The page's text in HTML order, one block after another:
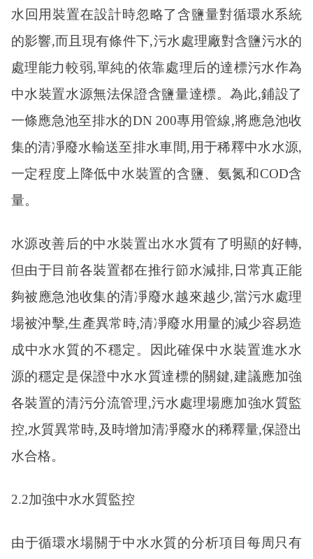
水回用裝置在設計時忽略了含鹽量對循環水系統
的影響,而且現有條件下,污水處理廠對含鹽污水的
處理能力較弱,單純的依靠處理后的達標污水作為
中水裝置水源無法保證含鹽量達標。為此,鋪設了
一條應急池至排水的DN 200專用管線,將應急池收
集的清凈廢水輸送至排水車間,用于稀釋中水水源,
一定程度上降低中水裝置的含鹽、氨氮和COD含
量。
水源改善后的中水裝置出水水質有了明顯的好轉,
但由于目前各裝置都在推行節水減排,日常真正能
夠被應急池收集的清凈廢水越來越少,當污水處理
場被沖擊,生產異常時,清凈廢水用量的減少容易造
成中水水質的不穩定。因此確保中水裝置進水水
源的穩定是保證中水水質達標的關鍵,建議應加強
各裝置的清污分流管理,污水處理場應加強水質監
控,水質異常時,及時增加清凈廢水的稀釋量,保證出
水合格。
2.2加強中水水質監控
由于循環水場關于中水水質的分析項目每周只有